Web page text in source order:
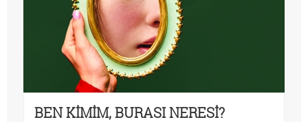
BEN KİMİM, BURASI NERESİ?